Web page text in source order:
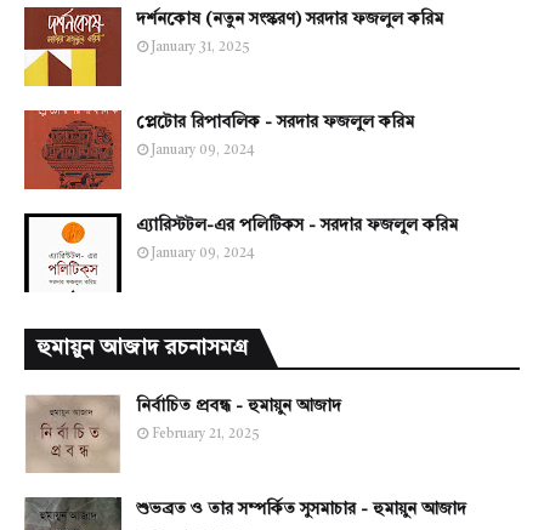
দর্শনকোষ (নতুন সংস্করণ) সরদার ফজলুল করিম
January 31, 2025
প্লেটোর রিপাবলিক - সরদার ফজলুল করিম
January 09, 2024
এ্যারিস্টটল-এর পলিটিকস - সরদার ফজলুল করিম
January 09, 2024
হুমায়ুন আজাদ রচনাসমগ্র
নির্বাচিত প্রবন্ধ - হুমায়ুন আজাদ
February 21, 2025
শুভব্রত ও তার সম্পর্কিত সুসমাচার - হুমায়ুন আজাদ